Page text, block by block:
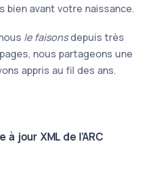
bien avant votre naissance.
le faisonsdepuis très
nous partageons une
appris au fil des ans.
jour XML de l’ARC